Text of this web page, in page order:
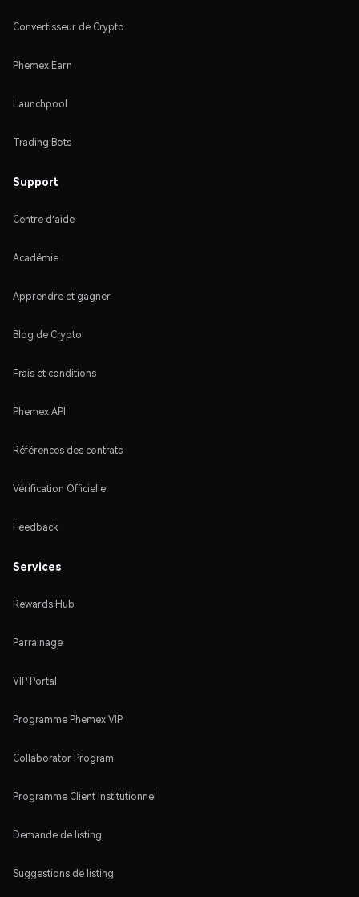
Convertisseur de Crypto
Phemex Earn
Launchpool
Trading Bots
Support
Centre d'aide
Académie
Apprendre et gagner
Blog de Crypto
Frais et conditions
Phemex API
Références des contrats
Vérification Officielle
Feedback
Services
Rewards Hub
Parrainage
VIP Portal
Programme Phemex VIP
Collaborator Program
Programme Client Institutionnel
Demande de listing
Suggestions de listing